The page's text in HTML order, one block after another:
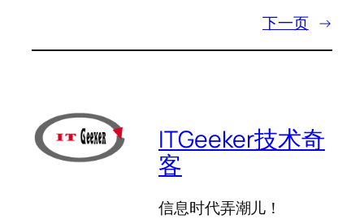
下一页 →
ITGeeker技术奇
客
信息时代弄潮儿！